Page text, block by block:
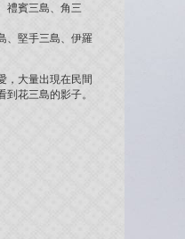
禮賓三島、角三
、堅手三島、伊羅
，大量出現在民間
花三島的影子。